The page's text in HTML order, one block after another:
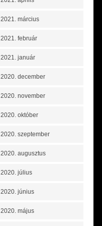
2021. március
2021. február
2021. január
2020. december
2020. november
2020. október
2020. szeptember
2020. augusztus
2020. július
2020. június
2020. május